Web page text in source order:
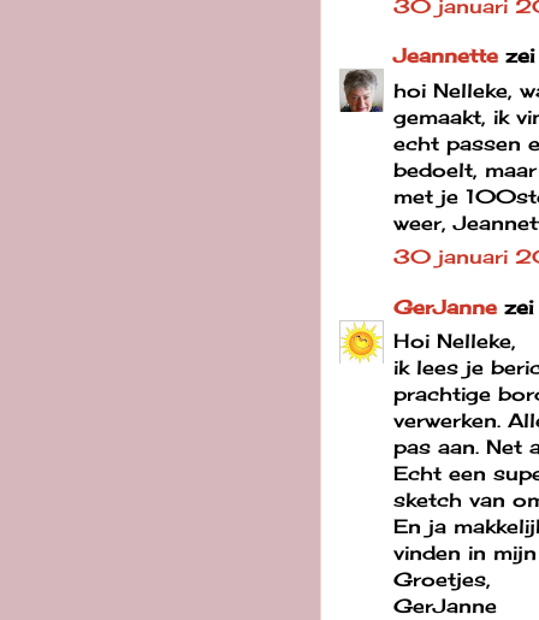
30 januari
Jeannette zei
hoi Nelleke,
gemaakt, ik
echt passen
bedoelt,
met je
weer,
30 januari
GerJanne zei
Hoi Nelleke,
ik lees je
prachtige
verwerken.
pas aan. Net
Echt een
sketch van
En ja
vinden in
Groetjes,
GerJanne